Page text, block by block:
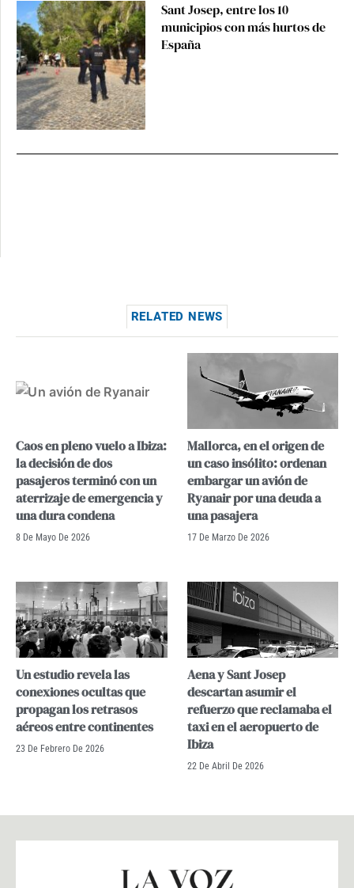
Sant Josep, entre los 10
municipios con más hurtos de
España
RELATED NEWS
Caos en pleno vuelo a Ibiza:
la decisión de dos
pasajeros terminó con un
aterrizaje de emergencia y
una dura condena
8 De Mayo De 2026
Mallorca, en el origen de
un caso insólito: ordenan
embargar un avión de
Ryanair por una deuda a
una pasajera
17 De Marzo De 2026
Un estudio revela las
conexiones ocultas que
propagan los retrasos
aéreos entre continentes
23 De Febrero De 2026
Aena y Sant Josep
descartan asumir el
refuerzo que reclamaba el
taxi en el aeropuerto de
Ibiza
22 De Abril De 2026